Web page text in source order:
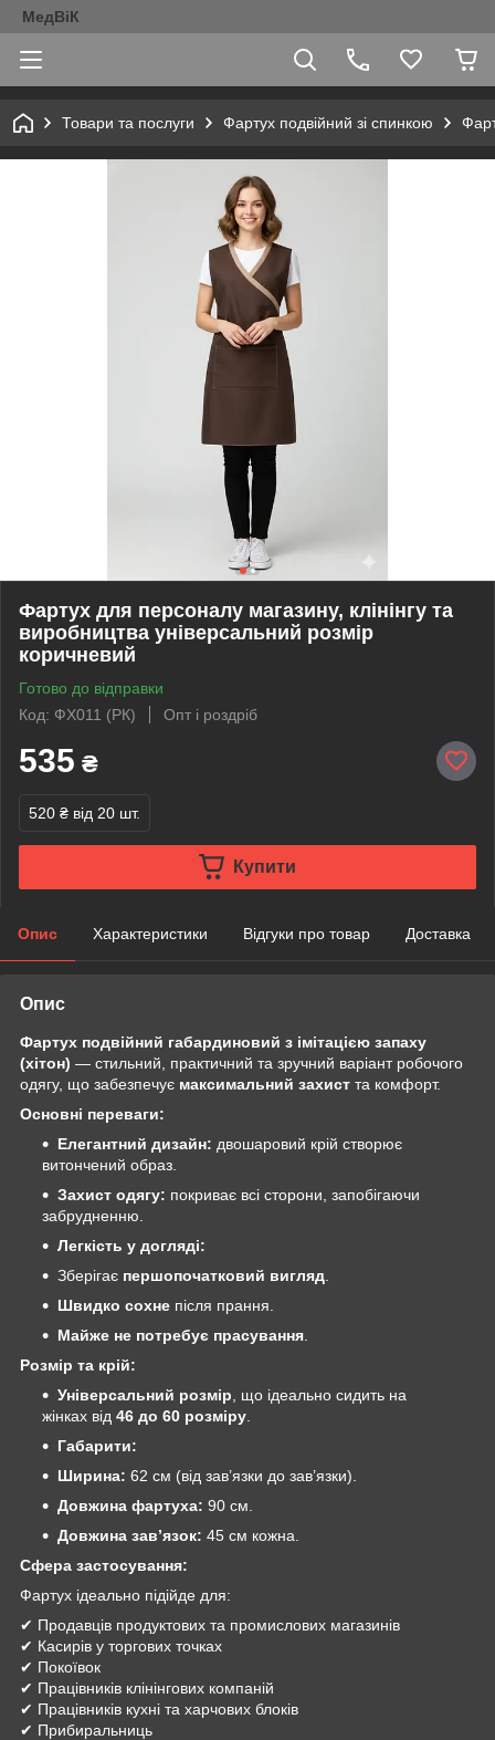
МедВіК
Товари та послуги Фартух подвійний зі спинкою
Фартух для персоналу магазину, клінінгу та
виробництва універсальний розмір
коричневий
Готово до відправки
Код: ФХ011 (РК)
Опт і роздріб
535 ₴
520 ₴ від 20 шт.
Купити
Опис Характеристики Відгуки про товар Доставка
Опис
Фартух подвійний габардиновий з імітацією запаху
(хітон) — стильний, практичний та зручний варіант робочого
одягу, що забезпечує максимальний захист та комфорт.
Основні переваги:
Елегантний дизайн: двошаровий крій створює
витончений образ.
Захист одягу: покриває всі сторони, запобігаючи
забрудненню.
Легкість у догляді:
Зберігає першопочатковий вигляд
Швидко сохне після прання.
Майже не потребує прасування
Розмір та крій:
Універсальний розмір , що ідеально сидить на
жінках від 46 до 60 розміру
Габарити:
Ширина: 62 см (від зав’язки до зав’язки).
Довжина фартуха: 90 см.
Довжина зав’язок: 45 см кожна.
Сфера застосування:
Фартух ідеально підійде для:
✔ Продавців продуктових та промислових магазинів
✔ Касирів у торгових точках
✔ Покоївок
✔ Працівників клінінгових компаній
✔ Працівників кухні та харчових блоків
✔ Прибиральниць